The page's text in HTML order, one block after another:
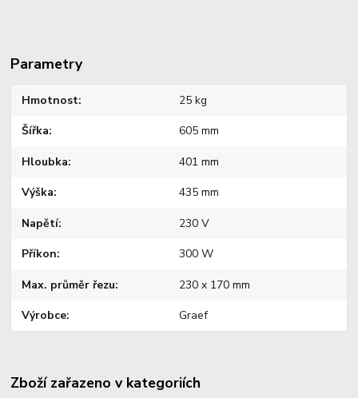
Parametry
Hmotnost 25 kg
Šířka 605 mm
Hloubka 401 mm
Výška 435 mm
Napětí 230 V
Příkon 300 W
Max. průměr řezu 230 x 170 mm
Výrobce Graef
Zboží zařazeno v kategoriích